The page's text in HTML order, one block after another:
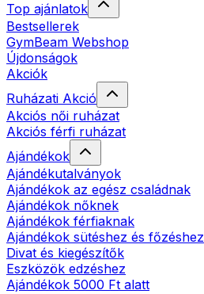
Top ajánlatok
Bestsellerek
GymBeam Webshop
Újdonságok
Akciók
Ruházati Akció
Akciós női ruházat
Akciós férfi ruházat
Ajándékok
Ajándékutalványok
Ajándékok az egész családnak
Ajándékok nőknek
Ajándékok férfiaknak
Ajándékok sütéshez és főzéshez
Divat és kiegészítők
Eszközök edzéshez
Ajándékok 5000 Ft alatt